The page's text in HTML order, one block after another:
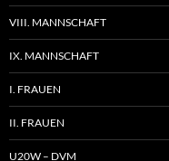
VIII. MANNSCHAFT
IX. MANNSCHAFT
I. FRAUEN
II. FRAUEN
U20W – DVM